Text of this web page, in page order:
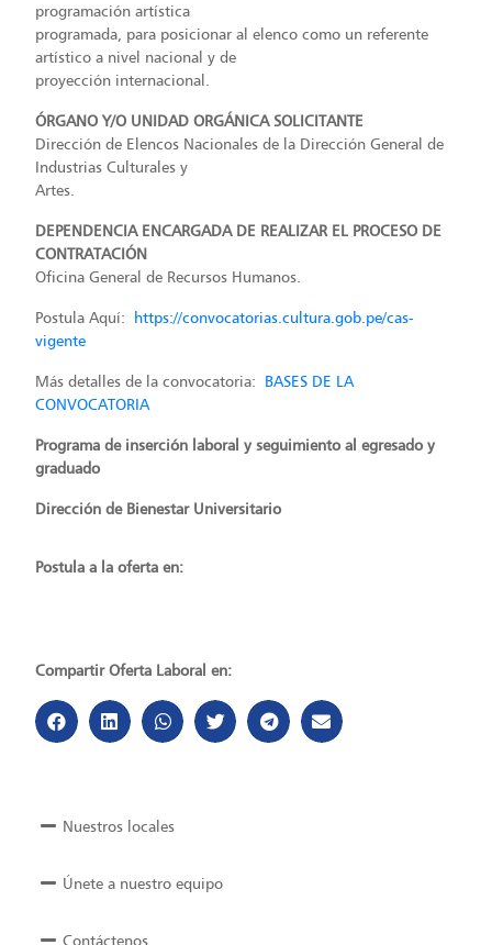
programación artística
programada, para posicionar al elenco como un referente
artístico a nivel nacional y de
proyección internacional.
ÓRGANO Y/O UNIDAD ORGÁNICA SOLICITANTE
Dirección de Elencos Nacionales de la Dirección General de
Industrias Culturales y
Artes.
DEPENDENCIA ENCARGADA DE REALIZAR EL PROCESO DE
CONTRATACIÓN
Oficina General de Recursos Humanos.
Postula Aquí: https://convocatorias.cultura.gob.pe/cas-
vigente
Más detalles de la convocatoria: BASES DE LA
CONVOCATORIA
Programa de inserción laboral y seguimiento al egresado y
graduado
Dirección de Bienestar Universitario
Postula a la oferta en:
Compartir Oferta Laboral en:
Nuestros locales
Únete a nuestro equipo
Contáctenos